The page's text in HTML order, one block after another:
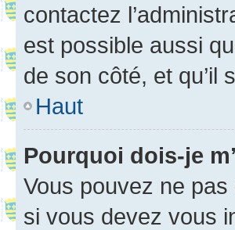
contactez
est possible aussi
de son côté, et qu’il
Haut
Pourquoi dois-je
Vous pouvez ne
si vous devez vous